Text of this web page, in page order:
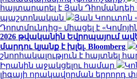
հայտարարել է Յան
պաշտոնական
Յան Կոուտոն
Դորտմունդից» միացել է
2026 թվականին Եվրոպայում
մարդու կյանք է խլել. Bloomberg
շնորհակալություն է հայտնել
Իրանին աջակցելու համար
լիգայի որակավորման երրորդ